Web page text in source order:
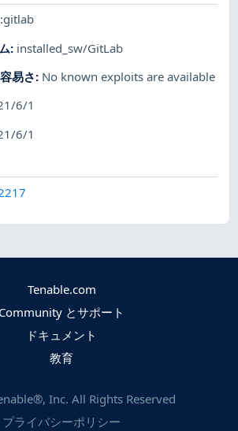
: installed_sw/GitLab
易さ: No known exploits are available
6/1
6/1
Tenable.com
Community とサポート
ドキュメント
教育
Inc. All Rights Reserved
プライバシーポリシー